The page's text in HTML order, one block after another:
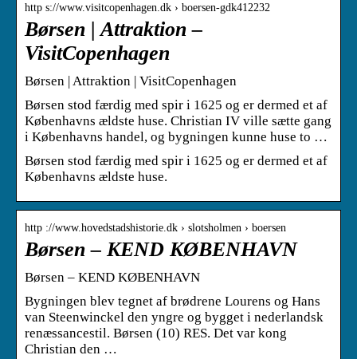
http s://www.visitcopenhagen.dk › boersen-gdk412232
Børsen | Attraktion –
VisitCopenhagen
Børsen | Attraktion | VisitCopenhagen
Børsen stod færdig med spir i 1625 og er dermed et af
Københavns ældste huse. Christian IV ville sætte gang
i Københavns handel, og bygningen kunne huse to …
Børsen stod færdig med spir i 1625 og er dermed et af
Københavns ældste huse.
http ://www.hovedstadshistorie.dk › slotsholmen › boersen
Børsen – KEND KØBENHAVN
Børsen – KEND KØBENHAVN
Bygningen blev tegnet af brødrene Lourens og Hans
van Steenwinckel den yngre og bygget i nederlandsk
renæssancestil. Børsen (10) RES. Det var kong
Christian den …